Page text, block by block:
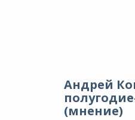
Андрей
(мнение)